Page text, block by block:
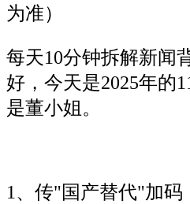
为准）
每天10分钟拆解新闻
好，今天是2025年的
是董小姐。
1、传"国产替代"加码